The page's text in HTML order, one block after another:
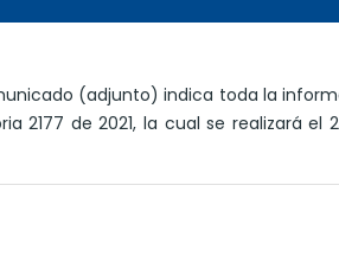
(adjunto) indica toda la
2177 de 2021, la cual se realizará el